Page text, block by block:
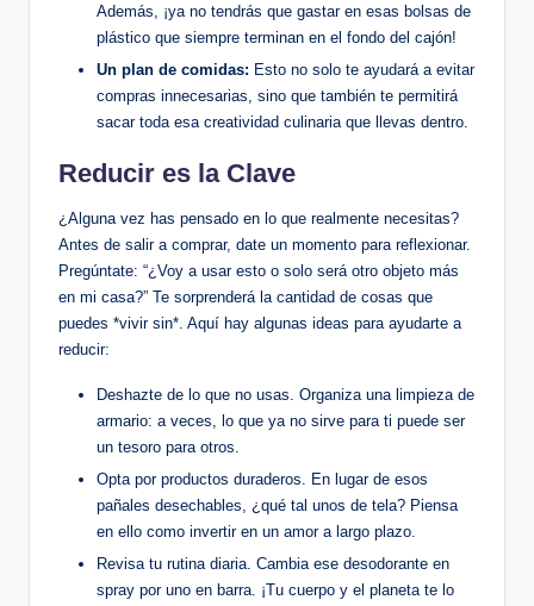
Además, ¡ya no tendrás que gastar en esas bolsas de
plástico que siempre terminan en el fondo del cajón!
Un plan de comidas: Esto no solo te ayudará a evitar
compras innecesarias, sino que también te permitirá
sacar toda esa creatividad culinaria que llevas dentro.
Reducir es la Clave
¿Alguna vez has pensado en lo que realmente necesitas?
Antes de salir a comprar, date un momento para reflexionar.
Pregúntate: “¿Voy a usar esto o solo será otro objeto más
en mi casa?” Te sorprenderá la cantidad de cosas que
puedes *vivir sin*. Aquí hay algunas ideas para ayudarte a
reducir:
Deshazte de lo que no usas. Organiza una limpieza de
armario: a veces, lo que ya no sirve para ti puede ser
un tesoro para otros.
Opta por productos duraderos. En lugar de esos
pañales desechables, ¿qué tal unos de tela? Piensa
en ello como invertir en un amor a largo plazo.
Revisa tu rutina diaria. Cambia ese desodorante en
spray por uno en barra. ¡Tu cuerpo y el planeta te lo